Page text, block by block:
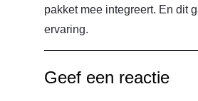
pakket mee integreert. En dit
ervaring.
Geef een reactie